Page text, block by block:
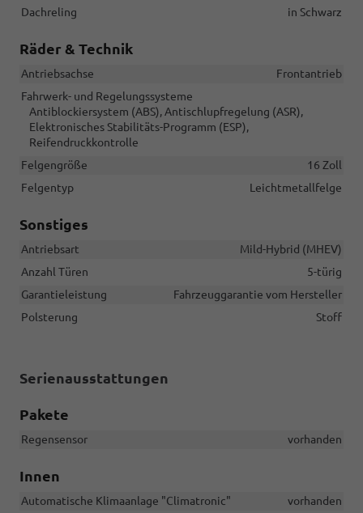
Dachreling
in Schwarz
Räder & Technik
Antriebsachse
Frontantrieb
Fahrwerk- und Regelungssysteme
Antiblockiersystem (ABS), Antischlupfregelung (ASR),
Elektronisches Stabilitäts-Programm (ESP),
Reifendruckkontrolle
Felgengröße
16 Zoll
Felgentyp
Leichtmetallfelge
Sonstiges
Antriebsart
Mild-Hybrid (MHEV)
Anzahl Türen
5-türig
Garantieleistung
Fahrzeuggarantie vom Hersteller
Polsterung
Stoff
Serienausstattungen
Pakete
Regensensor vorhanden
Innen
Automatische Klimaanlage "Climatronic"
vorhanden